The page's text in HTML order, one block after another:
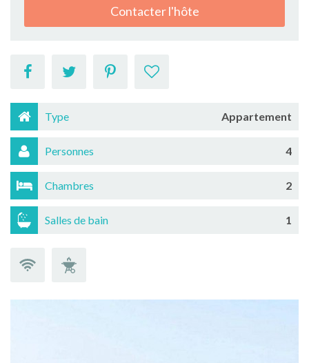
Contacter l'hôte
Type Appartement
Personnes 4
Chambres 2
Salles de bain 1